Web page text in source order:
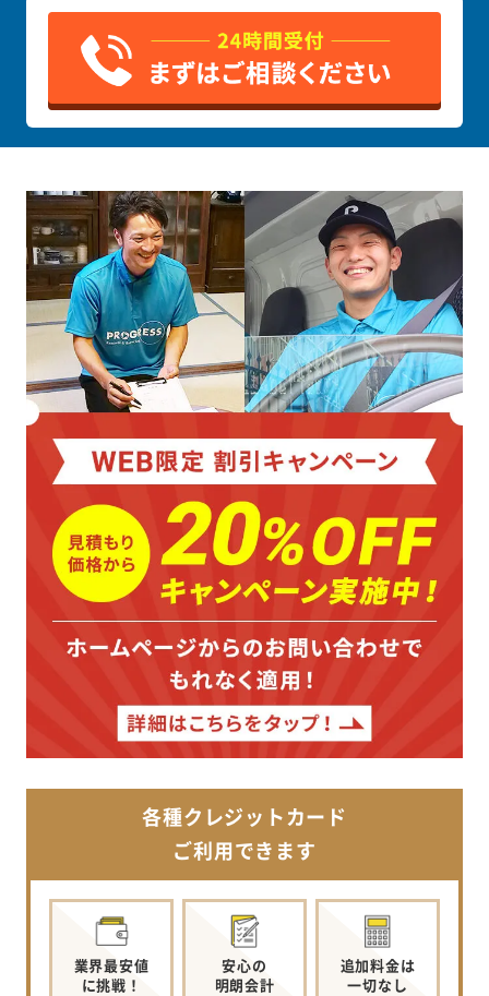
各種クレジットカード
ご利用できます
業界最安値
に挑戦！
安心の
明朗会計
追加料金は
一切なし